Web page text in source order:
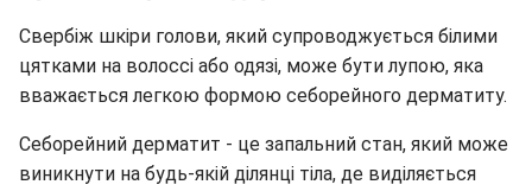
Свербіж шкіри голови, який супроводжується білими
цятками на волоссі або одязі, може бути лупою, яка
вважається легкою формою себорейного дерматиту.
Себорейний дерматит - це запальний стан, який може
виникнути на будь-якій ділянці тіла, де виділяється